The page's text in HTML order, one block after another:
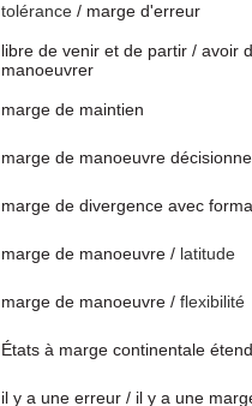
tolérance / marge d'erreur
libre de venir et de partir / avoir
manoeuvrer
marge de maintien
marge de manoeuvre
marge de divergence avec
marge de manoeuvre / latitude
marge de manoeuvre / flexibilité
États à marge continentale
il y a une erreur / il y a une